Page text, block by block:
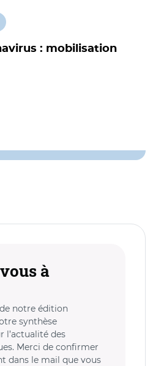
: mobilisation
à
notre édition
synthèse
l’actualité des
Merci de confirmer
dans le mail que vous